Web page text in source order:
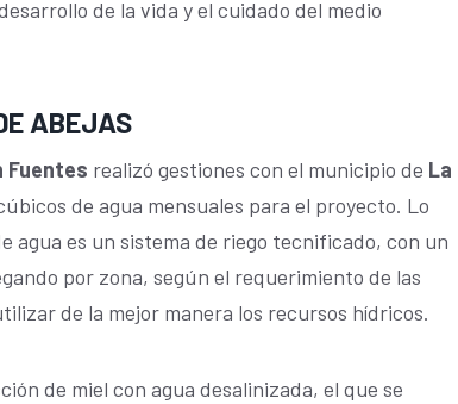
de la vida y el cuidado del medio
ABEJAS
Fuentes realizó gestiones con el municipio de La
de agua mensuales para el proyecto. Lo
agua es un sistema de riego tecnificado, con un
por zona, según el requerimiento de las
de la mejor manera los recursos hídricos.
de miel con agua desalinizada, el que se